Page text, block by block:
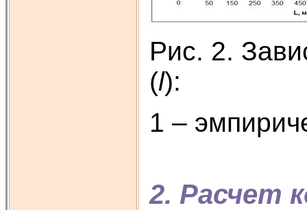
Рис. 2.
(l):
1 –
2. Расчет